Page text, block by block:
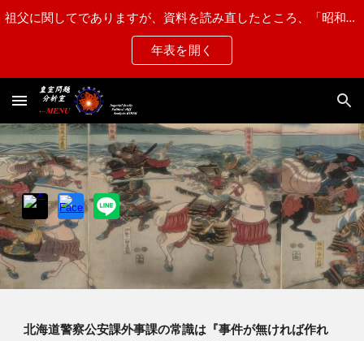
祖父に関してでありますが、資料を読み直したところ、「昭和15年第一乙種と認定され"近衛師団第一連隊"に配属された」との記述がある事から、"甲種合格"から"第一乙種"に訂正させて頂きます。
年表を開く
北海道警察公安課外事課の常識は『事件が無ければ作れ